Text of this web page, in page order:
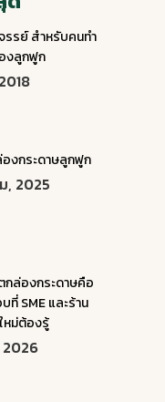
รรย์ สำหรับคนทำ
งลูกฟูก
องกระดาษลูกฟูก
, 2025
กล่องกระดาษคือ
ที่ SME และร้าน
หม่ต้องรู้
2026